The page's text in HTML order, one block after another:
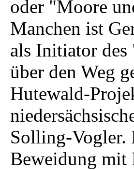
oder "Moore
Manchen ist
als Initiator
über den Weg
Hutewald-
Solling-Vogler.
Beweidung mit